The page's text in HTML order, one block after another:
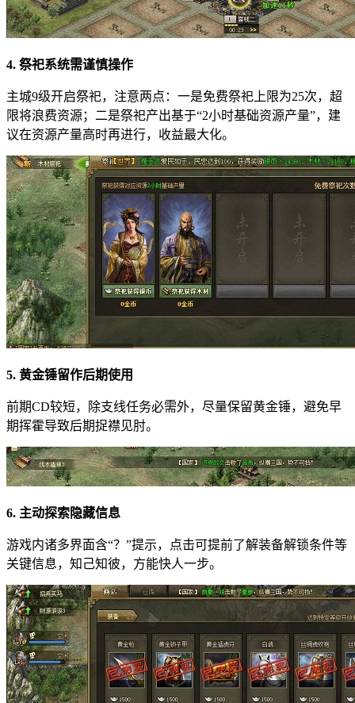
4. 祭祀系统需谨慎操作
主城9级开启祭祀，注意两点：一是免费祭祀上限为25次，超
限将浪费资源；二是祭祀产出基于“2小时基础资源产量”，建
议在资源产量高时再进行，收益最大化。
5. 黄金锤留作后期使用
前期CD较短，除支线任务必需外，尽量保留黄金锤，避免早
期挥霍导致后期捉襟见肘。
6. 主动探索隐藏信息
游戏内诸多界面含“？”提示，点击可提前了解装备解锁条件等
关键信息，知己知彼，方能快人一步。